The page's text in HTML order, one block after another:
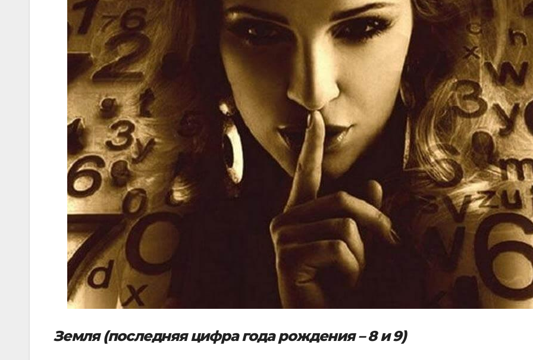
Земля (последняя цифра года рождения – 8 и 9)